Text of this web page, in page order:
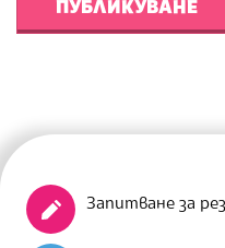
Запитване за